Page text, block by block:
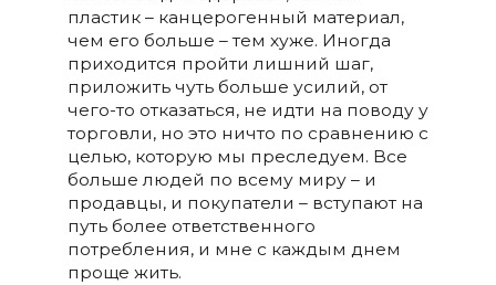
пластик – канцерогенный материал,
чем его больше – тем хуже. Иногда
приходится пройти лишний шаг,
приложить чуть больше усилий, от
чего-то отказаться, не идти на поводу у
торговли, но это ничто по сравнению с
целью, которую мы преследуем. Все
больше людей по всему миру – и
продавцы, и покупатели – вступают на
путь более ответственного
потребления, и мне с каждым днем
проще жить.